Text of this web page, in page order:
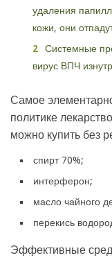
удаления
кожи, они
Системные
вирус ВПЧ
Самое
политике
можно купить без
спирт 70%;
интерферон;
масло чайного
перекись
Эффективные